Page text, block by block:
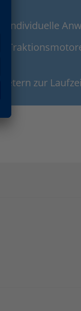
individuelle
zur